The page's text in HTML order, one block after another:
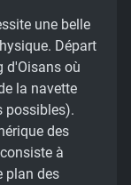
une belle
Départ
d'Oisans où
la navette
possibles).
des
à
plan des